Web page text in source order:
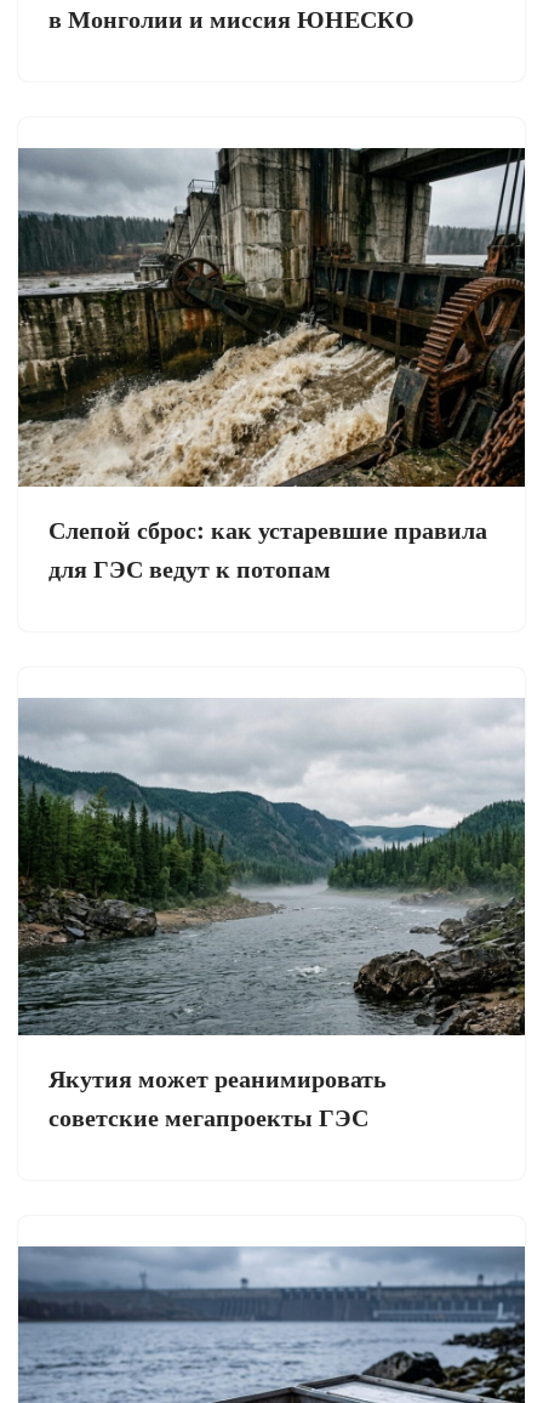
в Монголии и миссия ЮНЕСКО
Слепой сброс: как устаревшие правила
для ГЭС ведут к потопам
Якутия может реанимировать
советские мегапроекты ГЭС